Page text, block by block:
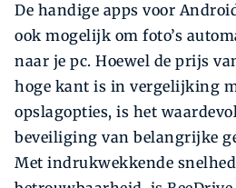
De handige apps voor
ook mogelijk om foto’s
naar je pc. Hoewel de prijs
hoge kant is in vergelijking
opslagopties, is het
beveiliging van belangrijke
Met indrukwekkende